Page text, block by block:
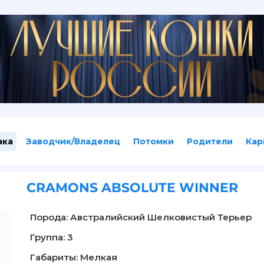
Заводчик/Владелец Потомки Родители
CRAMONS ABSOLUTE WINNER
Порода: Австралийский Шелковистый Терьер
Группа: 3
Габариты: Мелкая